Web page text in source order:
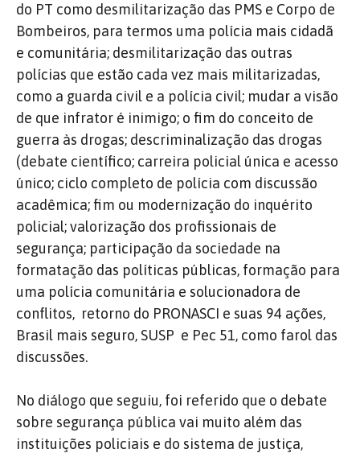
do PT como desmilitarização das PMS e Corpo de
Bombeiros, para termos uma polícia mais cidadã
e comunitária; desmilitarização das outras
polícias que estão cada vez mais militarizadas,
como a guarda civil e a polícia civil; mudar a visão
de que infrator é inimigo; o fim do conceito de
guerra às drogas; descriminalização das drogas
(debate científico; carreira policial única e acesso
único; ciclo completo de polícia com discussão
acadêmica; fim ou modernização do inquérito
policial; valorização dos profissionais de
segurança; participação da sociedade na
formatação das políticas públicas, formação para
uma polícia comunitária e solucionadora de
conflitos, retorno do PRONASCI e suas 94 ações,
Brasil mais seguro, SUSP e Pec 51, como farol das
discussões.
No diálogo que seguiu, foi referido que o debate
sobre segurança pública vai muito além das
instituições policiais e do sistema de justiça,